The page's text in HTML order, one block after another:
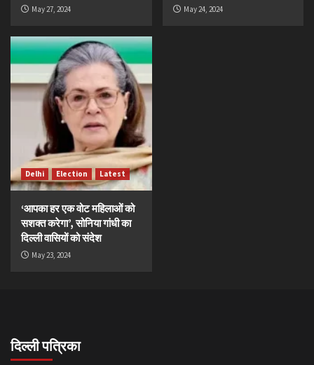
May 27, 2024 May 24, 2024
Delhi Election Latest
‘आपका हर एक वोट महिलाओं को
सशक्त करेगा’, सोनिया गांधी का
दिल्ली वासियों को संदेश
May 23, 2024
दिल्ली पत्रिका